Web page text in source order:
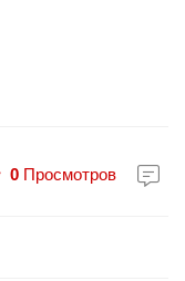
0 Просмотров